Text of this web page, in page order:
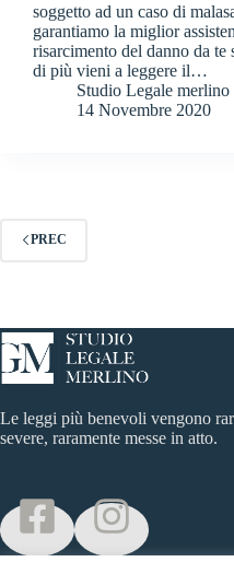
soggetto ad un caso di
garantiamo la miglior
risarcimento del danno da te
di più vieni a leggere il…
Studio Legale
14 Novembre 2020
PREC
Le leggi più benevoli vengono
severe, raramente messe in atto.